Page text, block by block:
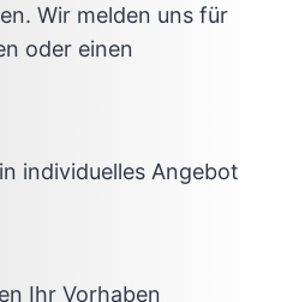
Wir melden uns für
oder einen
individuelles Angebot
Ihr Vorhaben